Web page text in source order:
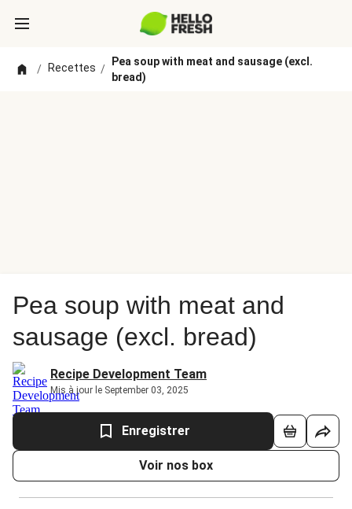
/ Recettes /
Pea soup with meat and sausage (excl.
bread)
Pea soup with meat and
sausage (excl. bread)
Recipe Development Team
Mis à jour le September 03, 2025
Enregistrer
Voir nos box